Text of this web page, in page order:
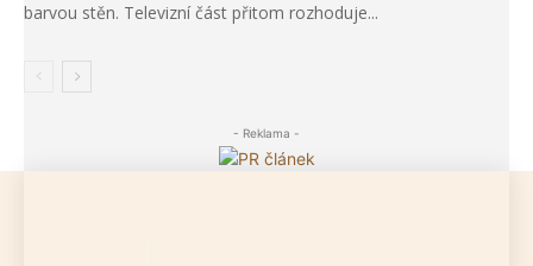
barvou stěn. Televizní část přitom rozhoduje...
- Reklama -